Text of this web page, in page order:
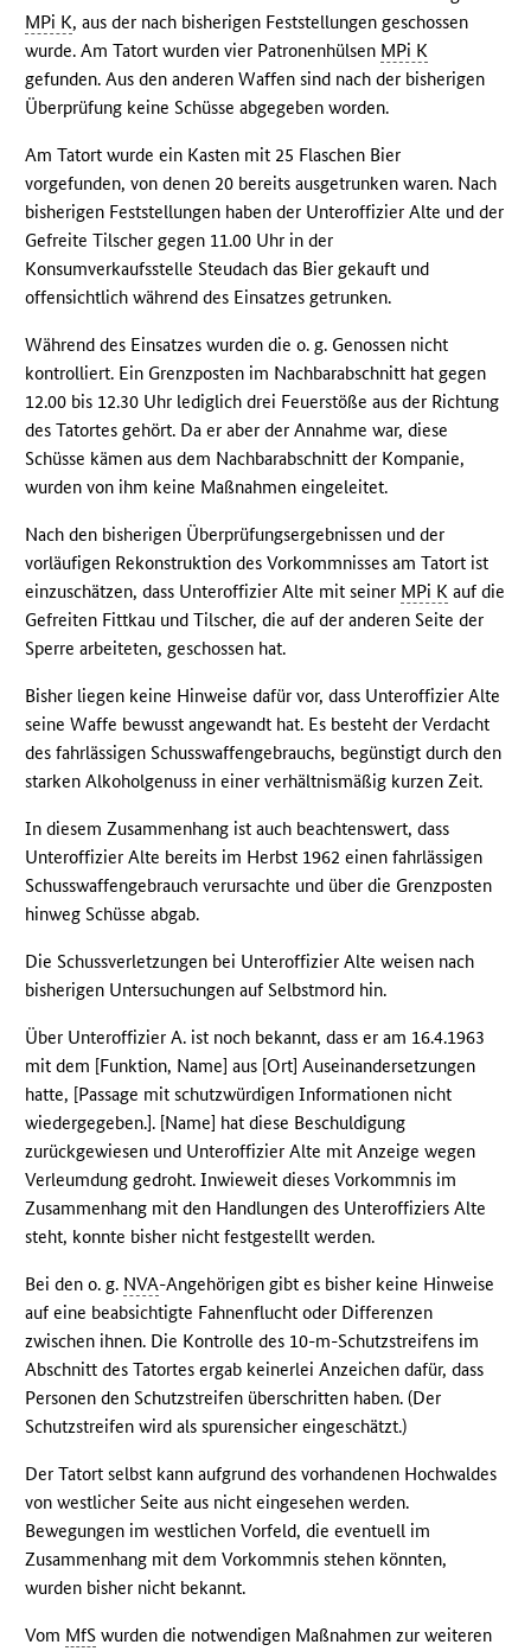
MPi K, aus der nach bisherigen Feststellungen geschossen
wurde. Am Tatort wurden vier Patronenhülsen MPi K
gefunden. Aus den anderen Waffen sind nach der bisherigen
Überprüfung keine Schüsse abgegeben worden.
Am Tatort wurde ein Kasten mit 25 Flaschen Bier
vorgefunden, von denen 20 bereits ausgetrunken waren. Nach
bisherigen Feststellungen haben der Unteroffizier Alte und der
Gefreite Tilscher gegen 11.00 Uhr in der
Konsumverkaufsstelle Steudach das Bier gekauft und
offensichtlich während des Einsatzes getrunken.
Während des Einsatzes wurden die o. g. Genossen nicht
kontrolliert. Ein Grenzposten im Nachbarabschnitt hat gegen
12.00 bis 12.30 Uhr lediglich drei Feuerstöße aus der Richtung
des Tatortes gehört. Da er aber der Annahme war, diese
Schüsse kämen aus dem Nachbarabschnitt der Kompanie,
wurden von ihm keine Maßnahmen eingeleitet.
Nach den bisherigen Überprüfungsergebnissen und der
vorläufigen Rekonstruktion des Vorkommnisses am Tatort ist
einzuschätzen, dass Unteroffizier Alte mit seiner MPi K auf die
Gefreiten Fittkau und Tilscher, die auf der anderen Seite der
Sperre arbeiteten, geschossen hat.
Bisher liegen keine Hinweise dafür vor, dass Unteroffizier Alte
seine Waffe bewusst angewandt hat. Es besteht der Verdacht
des fahrlässigen Schusswaffengebrauchs, begünstigt durch den
starken Alkoholgenuss in einer verhältnismäßig kurzen Zeit.
In diesem Zusammenhang ist auch beachtenswert, dass
Unteroffizier Alte bereits im Herbst 1962 einen fahrlässigen
Schusswaffengebrauch verursachte und über die Grenzposten
hinweg Schüsse abgab.
Die Schussverletzungen bei Unteroffizier Alte weisen nach
bisherigen Untersuchungen auf Selbstmord hin.
Über Unteroffizier A. ist noch bekannt, dass er am 16.4.1963
mit dem [Funktion, Name] aus [Ort] Auseinandersetzungen
hatte, [Passage mit schutzwürdigen Informationen nicht
wiedergegeben.]. [Name] hat diese Beschuldigung
zurückgewiesen und Unteroffizier Alte mit Anzeige wegen
Verleumdung gedroht. Inwieweit dieses Vorkommnis im
Zusammenhang mit den Handlungen des Unteroffiziers Alte
steht, konnte bisher nicht festgestellt werden.
Bei den o. g. NVA-Angehörigen gibt es bisher keine Hinweise
auf eine beabsichtigte Fahnenflucht oder Differenzen
zwischen ihnen. Die Kontrolle des 10-m-Schutzstreifens im
Abschnitt des Tatortes ergab keinerlei Anzeichen dafür, dass
Personen den Schutzstreifen überschritten haben. (Der
Schutzstreifen wird als spurensicher eingeschätzt.)
Der Tatort selbst kann aufgrund des vorhandenen Hochwaldes
von westlicher Seite aus nicht eingesehen werden.
Bewegungen im westlichen Vorfeld, die eventuell im
Zusammenhang mit dem Vorkommnis stehen könnten,
wurden bisher nicht bekannt.
Vom MfS wurden die notwendigen Maßnahmen zur weiteren